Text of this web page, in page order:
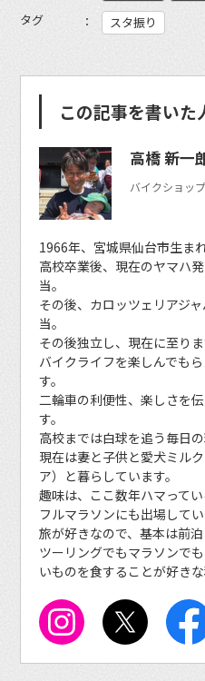
タグ
スタ振り
この記事を書いた
高橋 新一
バイクショッ
1966年、宮城県仙台市生まれ
高校卒業後、現在のヤマハ
当。
その後、カロッツェリアジ
当。
その後独立し、現在に至りま
バイクライフを楽しんでも
す。
二輪車の利便性、楽しさを
す。
高校までは白球を追う毎日の
現在は妻と子供と愛犬ミル
ア）と暮らしています。
趣味は、ここ数年ハマってい
フルマラソンにも出場してい
旅が好きなので、基本は前泊
ツーリングでもマラソンで
いものを食することが好きな